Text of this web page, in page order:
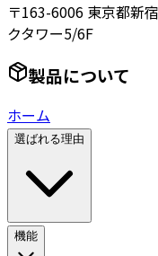
〒163-6006 東京都新
クタワー5/6F
製品について
ホーム
選ばれる理由
機能